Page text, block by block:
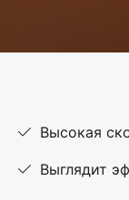
Высокая
Выглядит